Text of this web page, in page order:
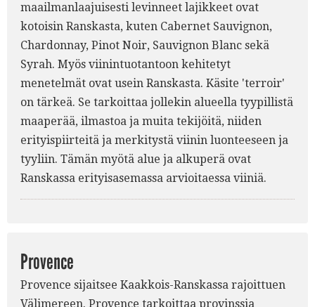
maailmanlaajuisesti levinneet lajikkeet ovat
kotoisin Ranskasta, kuten Cabernet Sauvignon,
Chardonnay, Pinot Noir, Sauvignon Blanc sekä
Syrah. Myös viinintuotantoon kehitetyt
menetelmät ovat usein Ranskasta. Käsite 'terroir'
on tärkeä. Se tarkoittaa jollekin alueella tyypillistä
maaperää, ilmastoa ja muita tekijöitä, niiden
erityispiirteitä ja merkitystä viinin luonteeseen ja
tyyliin. Tämän myötä alue ja alkuperä ovat
Ranskassa erityisasemassa arvioitaessa viiniä.
Provence
Provence sijaitsee Kaakkois-Ranskassa rajoittuen
Välimereen. Provence tarkoittaa provinssia